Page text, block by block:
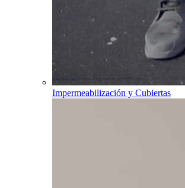
Impermeabilización y Cubiertas